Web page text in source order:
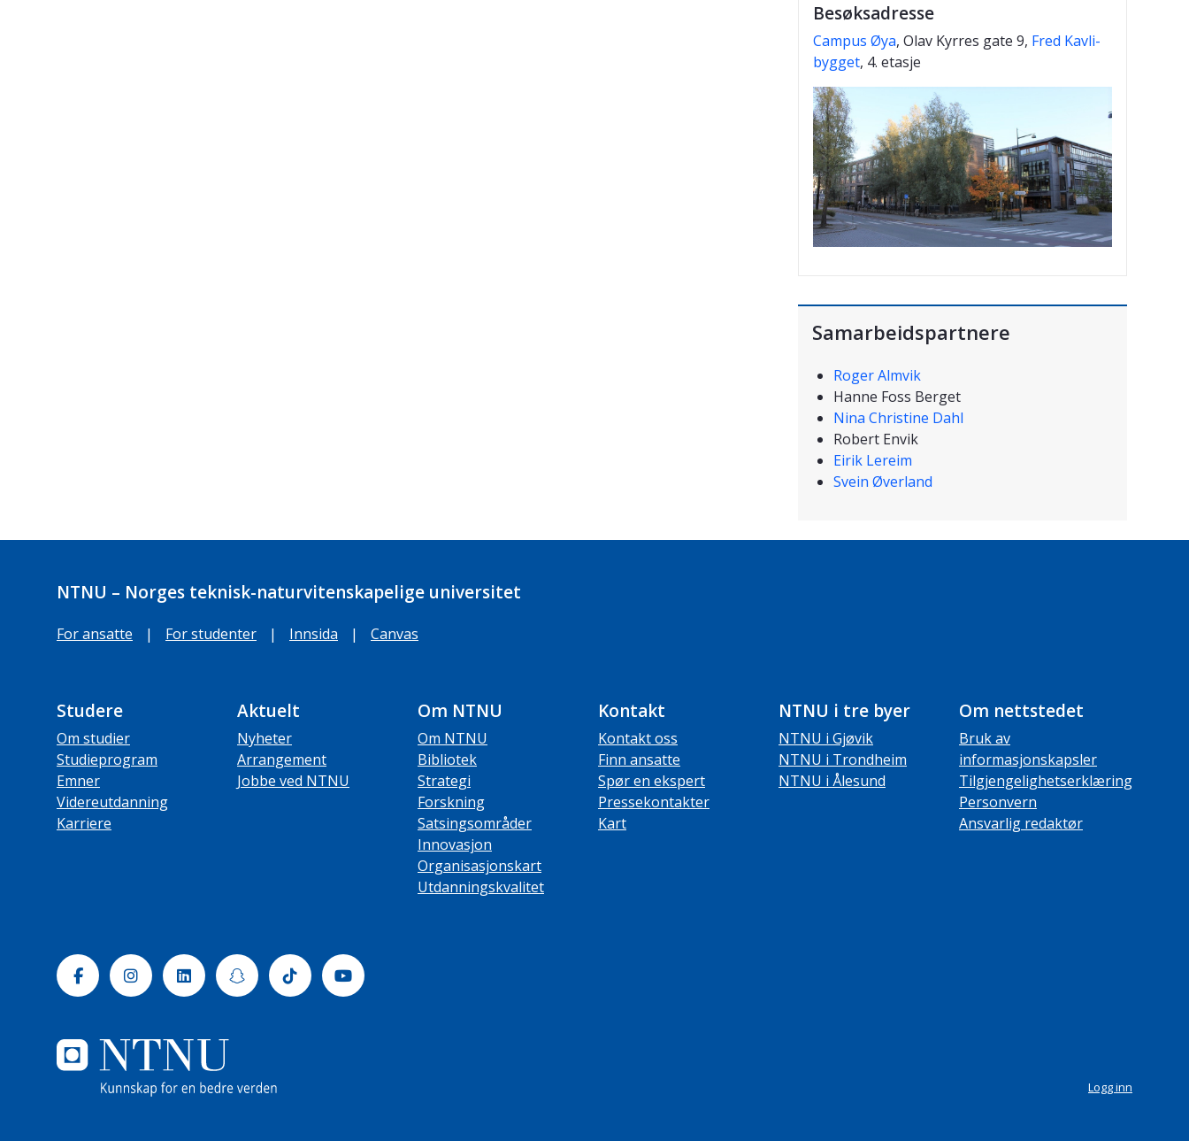
Besøksadresse
Campus Øya, Olav Kyrres gate 9, Fred Kavli-
bygget, 4. etasje
Samarbeidspartnere
Roger Almvik
Hanne Foss Berget
Nina Christine Dahl
Robert Envik
Eirik Lereim
Svein Øverland
NTNU – Norges teknisk-naturvitenskapelige universitet
For ansatte | For studenter | Innsida | Canvas
Studere
Om studier
Studieprogram
Emner
Videreutdanning
Karriere
Aktuelt
Nyheter
Arrangement
Jobbe ved NTNU
Om NTNU
Om NTNU
Bibliotek
Strategi
Forskning
Satsingsområder
Innovasjon
Organisasjonskart
Utdanningskvalitet
Kontakt
Kontakt oss
Finn ansatte
Spør en ekspert
Pressekontakter
Kart
NTNU i tre byer
NTNU i Gjøvik
NTNU i Trondheim
NTNU i Ålesund
Om nettstedet
Bruk av
informasjonskapsler
Tilgjengelighetserklæring
Personvern
Ansvarlig redaktør
FacebookInstagramLinkedinSnapchatTiktok Youtube
Logg inn